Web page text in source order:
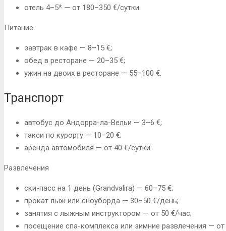
отель 4–5* — от 180–350 €/сутки.
Питание
завтрак в кафе — 8–15 €;
обед в ресторане — 20–35 €;
ужин на двоих в ресторане — 55–100 €.
Транспорт
автобус до Андорра-ла-Вельи — 3–6 €;
такси по курорту — 10–20 €;
аренда автомобиля — от 40 €/сутки.
Развлечения
ски-пасс на 1 день (Grandvalira) — 60–75 €;
прокат лыж или сноуборда — 30–50 €/день;
занятия с лыжным инструктором — от 50 €/час;
посещение спа-комплекса или зимние развлечения — от